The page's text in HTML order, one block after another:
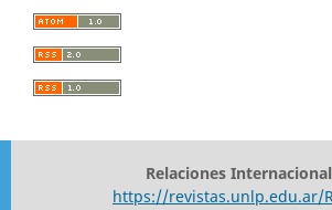
Relaciones
https://revistas.unlp.edu.ar/